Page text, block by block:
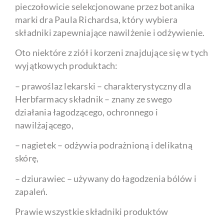
pieczołowicie selekcjonowane przez botanika
marki dra Paula Richardsa, który wybiera
składniki zapewniające nawilżenie i odżywienie.
Oto niektóre z ziół i korzeni znajdujące się w tych
wyjątkowych produktach:
– prawoślaz lekarski – charakterystyczny dla
Herbfarmacy składnik – znany ze swego
działania łagodzącego, ochronnego i
nawilżającego,
– nagietek – odżywia podrażnioną i delikatną
skórę,
– dziurawiec – używany do łagodzenia bólów i
zapaleń.
Prawie wszystkie składniki produktów